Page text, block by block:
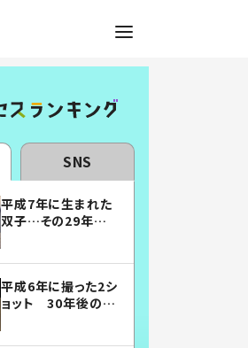
SNS
平成7年に生まれた
双子…その29年後
平成6年に撮った2シ
ョット 30年後の姿